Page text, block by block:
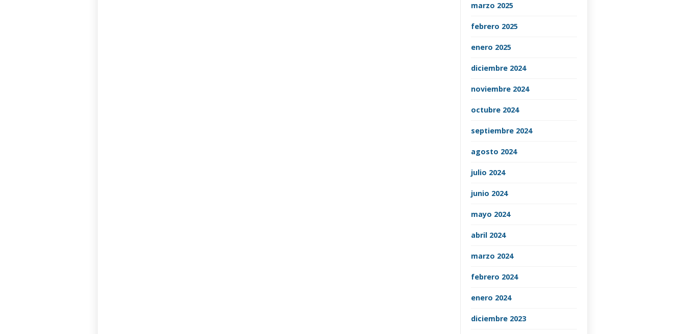
marzo 2025
febrero 2025
enero 2025
diciembre 2024
noviembre 2024
octubre 2024
septiembre 2024
agosto 2024
julio 2024
junio 2024
mayo 2024
abril 2024
marzo 2024
febrero 2024
enero 2024
diciembre 2023